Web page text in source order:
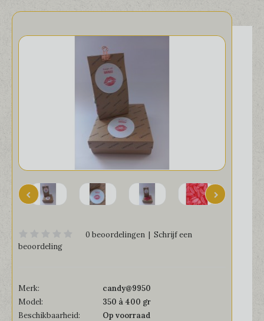
0 beoordelingen | Schrijf een
beoordeling
Merk:
candy@9950
Model:
350 à 400 gr
Beschikbaarheid:
Op voorraad